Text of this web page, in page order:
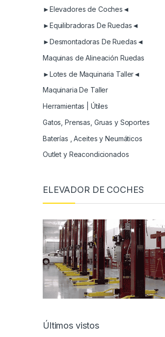
►Elevadores de Coches◄
►Equilibradoras De Ruedas◄
►Desmontadoras De Ruedas◄
Maquinas de Alineación Ruedas
►Lotes de Maquinaria Taller◄
Maquinaria De Taller
Herramientas | Útiles
Gatos, Prensas, Gruas y Soportes
Baterías , Aceites y Neumáticos
Outlet y Reacondicionados
ELEVADOR DE COCHES
Últimos vistos